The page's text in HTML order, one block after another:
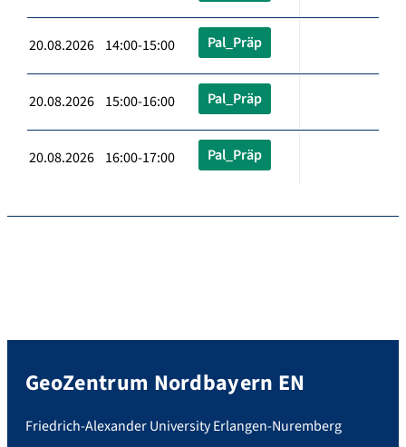
20.08.2026 14:00-15:00 Pal_Präp
20.08.2026 15:00-16:00 Pal_Präp
20.08.2026 16:00-17:00 Pal_Präp
GeoZentrum Nordbayern EN
Friedrich-Alexander University Erlangen-Nuremberg